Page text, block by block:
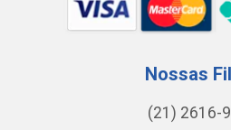
Nossas
(21) 2616-